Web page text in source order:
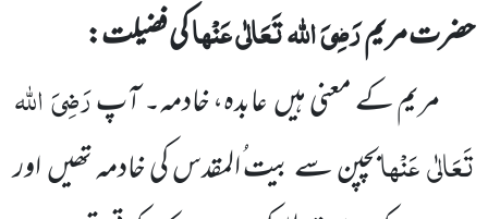
حضرت مریمرَضِیَاللہتَعَالٰیعَنْہاکی فضیلت:
مریم کے معنی ہیںعابدہ، خادمہ۔ آپرَضِیَاللہ
تَعَالٰیعَنْہابچپن سے بیت ُالمقدس کی خادمہ تھیںاور